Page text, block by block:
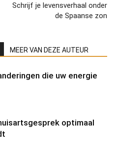
Schrijf je levensverhaal onder
de Spaanse zon
MEER VAN DEZE AUTEUR
die uw energie
optimaal